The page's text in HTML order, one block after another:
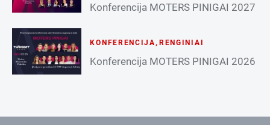
Konferencija MOTERS PINIGAI 2027
KONFERENCIJA , RENGINIAI
Konferencija MOTERS PINIGAI 2026